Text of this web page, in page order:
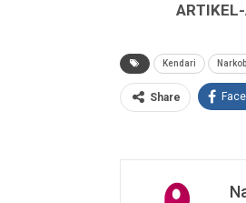
Kendari
Share